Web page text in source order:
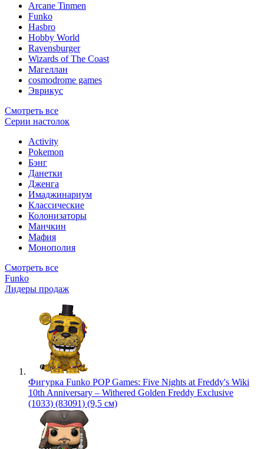
Arcane Tinmen
Funko
Hasbro
Hobby World
Ravensburger
Wizards of The Coast
Магеллан
сosmodrome games
Эврикус
Смотреть все
Серии настолок
Activity
Pokemon
Бэнг
Данетки
Дженга
Имаджинариум
Классические
Колонизаторы
Манчкин
Мафия
Монополия
Смотреть все
Funko
Лидеры продаж
Фигурка Funko POP Games: Five Nights at Freddy's Wiki
10th Anniversary – Withered Golden Freddy Exclusive
(1033) (83091) (9,5 см)